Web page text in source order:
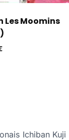
Les Moomins
Ichiban Kuji